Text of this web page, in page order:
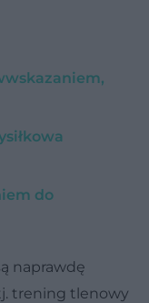
do
naprawdę
trening tlenowy